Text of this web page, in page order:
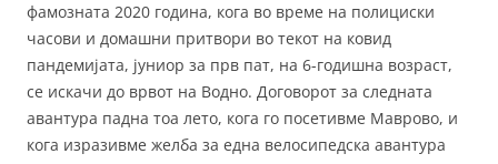
фамозната 2020 година, кога во време на полициски
часови и домашни притвори во текот на ковид
пандемијата, јуниор за прв пат, на 6-годишна возраст,
се искачи до врвот на Водно. Договорот за следната
авантура падна тоа лето, кога го посетивме Маврово, и
кога изразивме желба за една велосипедска авантура